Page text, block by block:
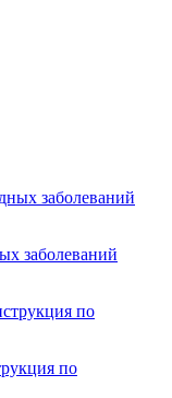
заболеваний
по